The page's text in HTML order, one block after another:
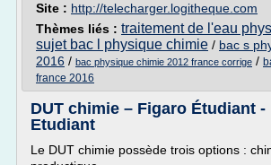
Site : http://telecharger.logitheque.com
Thèmes liés : traitement de l'eau
sujet bac l physique chimie / bac s
2016 / bac physique chimie 2012 france corrige /
france 2016
DUT chimie – Figaro Étudiant -
Etudiant
Le DUT chimie possède trois options :